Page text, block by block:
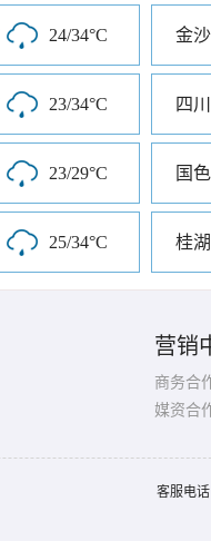
24/34°C 金
23/34°C 四
23/29°C 国
25/34°C 桂
营销
商务合
媒资合
客服电